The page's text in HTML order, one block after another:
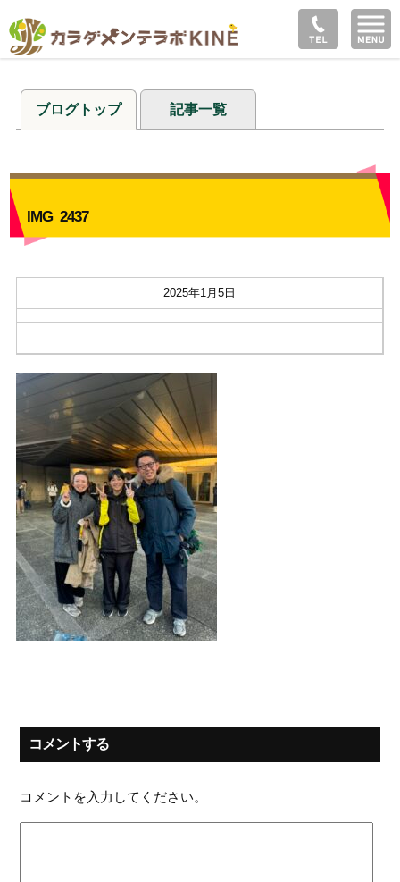
ブログトップ 記事一覧
IMG_2437
2025年1月5日
コメントする
コメントを入力してください。